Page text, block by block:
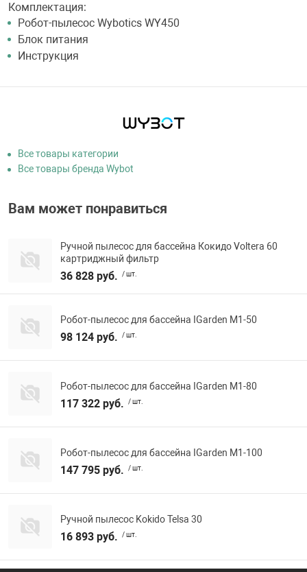
Комплектация:
Робот-пылесос Wybotics WY450
Блок питания
Инструкция
Все товары категории
Все товары бренда Wybot
Вам может понравиться
Ручной пылесос для бассейна Кокидо Voltera 60
картриджный фильтр
36 828 руб. / шт.
Робот-пылесос для бассейна IGarden M1-50
98 124 руб. / шт.
Робот-пылесос для бассейна IGarden M1-80
117 322 руб. / шт.
Робот-пылесос для бассейна IGarden M1-100
147 795 руб. / шт.
Ручной пылесос Kokido Telsa 30
16 893 руб. / шт.